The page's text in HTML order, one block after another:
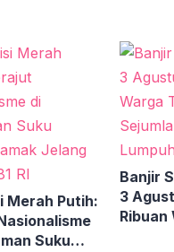
Merah Putih:
Suku
Banjir
3
Ribuan